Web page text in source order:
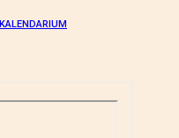
KALENDARIUM